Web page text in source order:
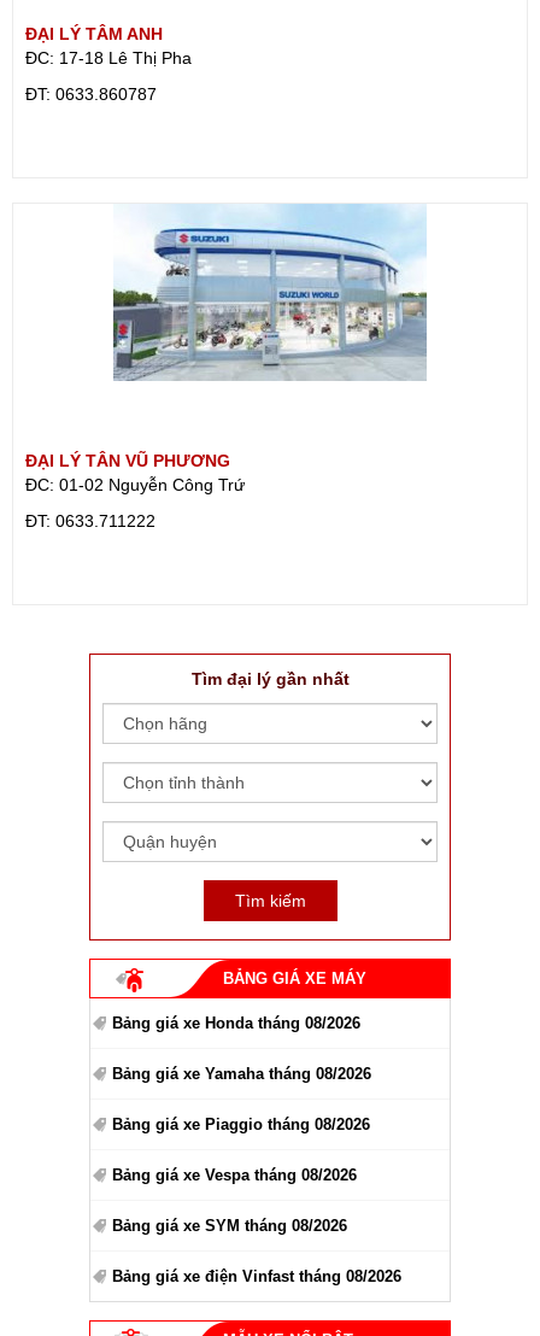
ĐẠI LÝ TÂM ANH
ĐC: 17-18 Lê Thị Pha
ÐT: 0633.860787
ĐẠI LÝ TÂN VŨ PHƯƠNG
ĐC: 01-02 Nguyễn Công Trứ
ÐT: 0633.711222
Tìm đại lý gần nhất
BẢNG GIÁ XE MÁY
Bảng giá xe Honda tháng 08/2026
Bảng giá xe Yamaha tháng 08/2026
Bảng giá xe Piaggio tháng 08/2026
Bảng giá xe Vespa tháng 08/2026
Bảng giá xe SYM tháng 08/2026
Bảng giá xe điện Vinfast tháng 08/2026